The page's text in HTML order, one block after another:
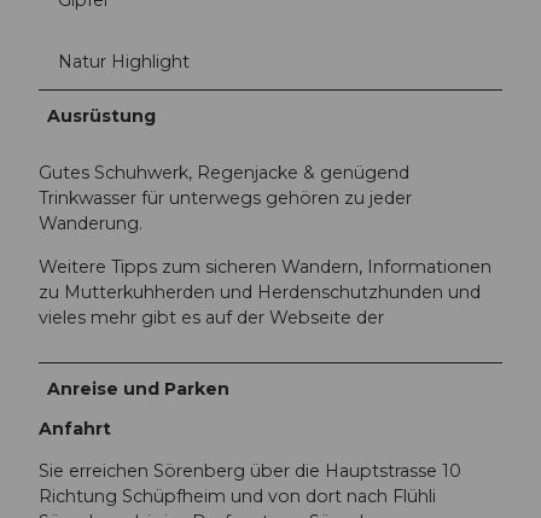
Natur Highlight
Ausrüstung
Gutes Schuhwerk, Regenjacke & genügend
Trinkwasser für unterwegs gehören zu jeder
Wanderung.
Weitere Tipps zum sicheren Wandern, Informationen
zu Mutterkuhherden und Herdenschutzhunden und
vieles mehr gibt es auf der Webseite der
Anreise und Parken
Anfahrt
Sie erreichen Sörenberg über die Hauptstrasse 10
Richtung Schüpfheim und von dort nach Flühli